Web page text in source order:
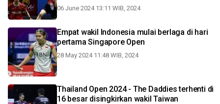
06 June 2024 13:11 WIB, 2024
Empat wakil Indonesia mulai berlaga di hari
pertama Singapore Open
28 May 2024 11:48 WIB, 2024
Thailand Open 2024 - The Daddies terhenti di
16 besar disingkirkan wakil Taiwan